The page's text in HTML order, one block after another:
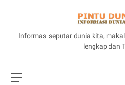
Informasi seputar dunia kita,
lengkap dan